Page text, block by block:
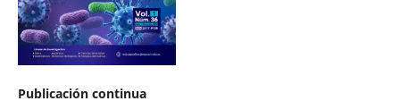
Publicación continua